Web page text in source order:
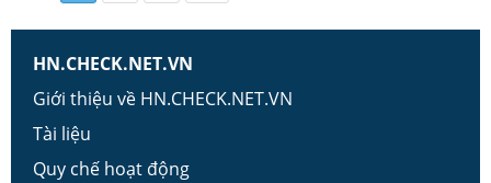
HN.CHECK.NET.VN
Giới thiệu về HN.CHECK.NET.VN
Tài liệu
Quy chế hoạt động